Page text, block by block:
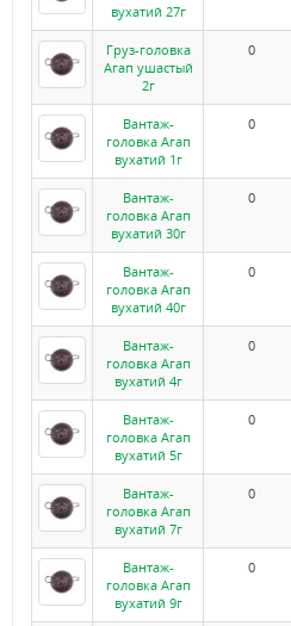
вухатий 27г
Груз-головка
Агап ушастый
2г
0
Вантаж-
головка Агап
вухатий 1г
0
Вантаж-
головка Агап
вухатий 30г
0
Вантаж-
головка Агап
вухатий 40г
0
Вантаж-
головка Агап
вухатий 4г
0
Вантаж-
головка Агап
вухатий 5г
0
Вантаж-
головка Агап
вухатий 7г
0
Вантаж-
головка Агап
вухатий 9г
0